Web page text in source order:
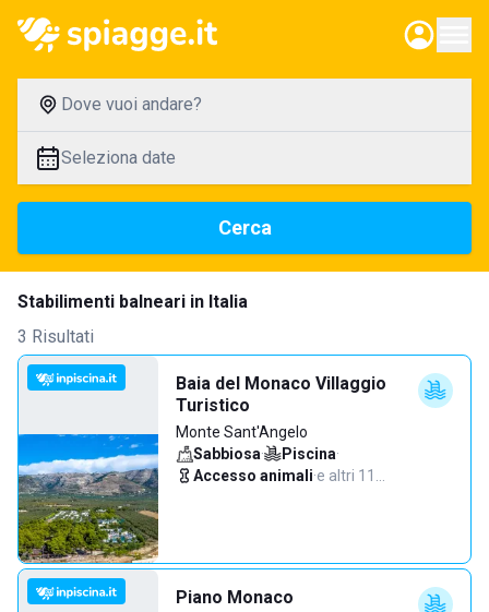
Dove vuoi andare?
Seleziona date
Cerca
Stabilimenti balneari in Italia
3 Risultati
Baia del Monaco Villaggio
Turistico
Monte Sant'Angelo
Sabbiosa· Piscina·
Accesso animali·e altri 11…
Piano Monaco